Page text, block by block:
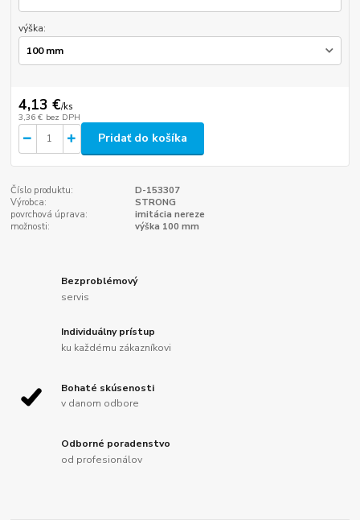
výška:
4,13 €/ks
3,36 € bez DPH
Pridať do košíka
Číslo produktu:
D-153307
Výrobca:
STRONG
povrchová úprava:
imitácia nereze
možnosti:
výška 100 mm
Bezproblémový
servis
Individuálny prístup
ku každému zákazníkovi
Bohaté skúsenosti
v danom odbore
Odborné poradenstvo
od profesionálov